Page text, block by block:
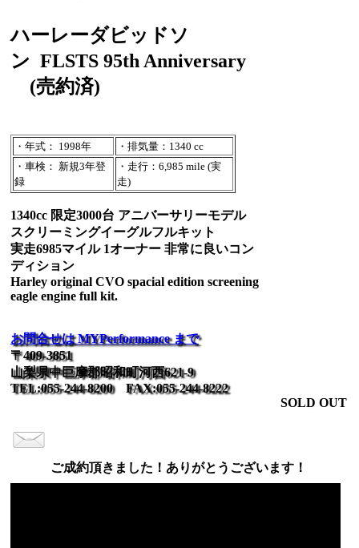
ハーレーダビッドソ
ン FLSTS 95th Anniversary
(売約済)
・年式： 1998年
・排気量：1340 cc
・車検： 新規3年登
録
・走行：6,985 mile (実
走)
1340cc 限定3000台 アニバーサリーモデル
スクリーミングイーグルフルキット
実走6985マイル 1オーナー 非常に良いコン
ディション
Harley original CVO spacial edition screening
eagle engine full kit.
お問合せは MYPerformance まで
〒409-3851
山梨県中巨摩郡昭和町河西621-9
TEL:055-244-8200 FAX:055-244-8222
SOLD OUT
ご成約頂きました！ありがとうございます！